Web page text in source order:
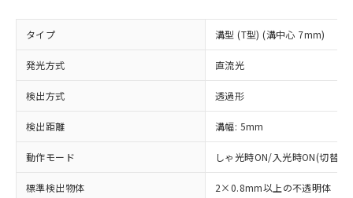
タイプ 溝型 (T型) (溝中心 7mm)
発光方式 直流光
検出方式 透過形
検出距離 溝幅: 5mm
動作モード しゃ光時ON/入光時ON(切替可)
標準検出物体 2×0.8mm以上の不透明体